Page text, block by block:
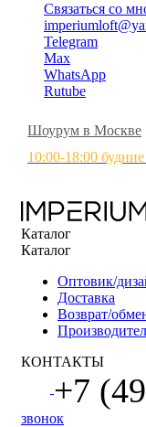
Связаться со
Telegram
Max
WhatsApp
Rutube
Шоурум в Москве
10:00-18:00
Каталог
Каталог
Оптовик/
Доставка
Возврат/
КОНТАКТЫ
+7
звонок